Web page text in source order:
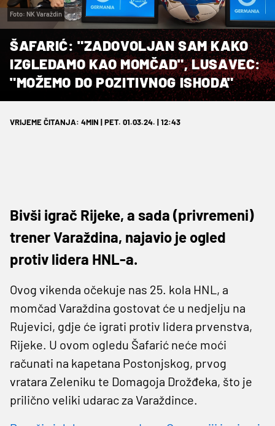
Foto: NK Varaždin
ŠAFARIĆ: "ZADOVOLJAN SAM KAKO
IZGLEDAMO KAO MOMČAD", LUSAVEC:
"MOŽEMO DO POZITIVNOG ISHODA"
VRIJEME ČITANJA: 4MIN | PET. 01.03.24. | 12:43
Bivši igrač Rijeke, a sada (privremeni)
trener Varaždina, najavio je ogled
protiv lidera HNL-a.
Ovog vikenda očekuje nas 25. kola HNL, a
momčad Varaždina gostovat će u nedjelju na
Rujevici, gdje će igrati protiv lidera prvenstva,
Rijeke. U ovom ogledu Šafarić neće moći
računati na kapetana Postonjskog, prvog
vratara Zeleniku te Domagoja Drožđeka, što je
prilično veliki udarac za Varaždince.